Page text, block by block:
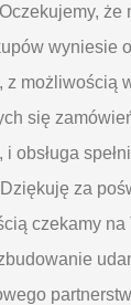
że
wyniesie
z możliwością
się
obsługa
za
czekamy na